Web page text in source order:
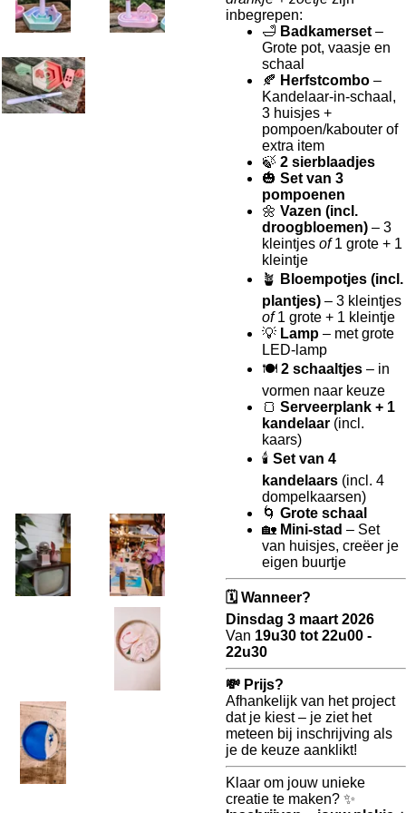
inbegrepen:
🛁 Badkamerset –
Grote pot, vaasje en
schaal
🍂 Herfstcombo –
Kandelaar-in-schaal,
3 huisjes +
pompoen/kabouter of
extra item
🍃 2 sierblaadjes
🎃 Set van 3
pompoenen
🌼 Vazen (incl.
droogbloemen) – 3
kleintjes of1 grote + 1
kleintje
🪴 Bloempotjes (incl.
plantjes) – 3 kleintjes
of1 grote + 1 kleintje
💡 Lamp – met grote
LED-lamp
🍽️ 2 schaaltjes – in
vormen naar keuze
🍞 Serveerplank + 1
kandelaar (incl.
kaars)
🕯️ Set van 4
kandelaars (incl. 4
dompelkaarsen)
🌀 Grote schaal
🏡 Mini-stad – Set
van huisjes, creëer je
eigen buurtje
🗓️ Wanneer?
Dinsdag 3 maart 2026
Van 19u30 tot 22u00 -
22u30
💸 Prijs?
Afhankelijk van het project
dat je kiest – je ziet het
meteen bij inschrijving als
je de keuze aanklikt!
Klaar om jouw unieke
creatie te maken? ✨